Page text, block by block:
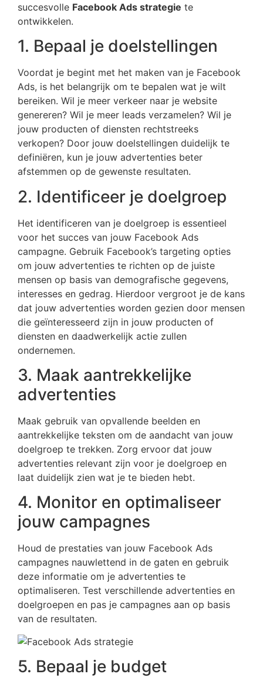
succesvolle Facebook Ads strategie te
ontwikkelen.
1. Bepaal je doelstellingen
Voordat je begint met het maken van je Facebook
Ads, is het belangrijk om te bepalen wat je wilt
bereiken. Wil je meer verkeer naar je website
genereren? Wil je meer leads verzamelen? Wil je
jouw producten of diensten rechtstreeks
verkopen? Door jouw doelstellingen duidelijk te
definiëren, kun je jouw advertenties beter
afstemmen op de gewenste resultaten.
2. Identificeer je doelgroep
Het identificeren van je doelgroep is essentieel
voor het succes van jouw Facebook Ads
campagne. Gebruik Facebook’s targeting opties
om jouw advertenties te richten op de juiste
mensen op basis van demografische gegevens,
interesses en gedrag. Hierdoor vergroot je de kans
dat jouw advertenties worden gezien door mensen
die geïnteresseerd zijn in jouw producten of
diensten en daadwerkelijk actie zullen
ondernemen.
3. Maak aantrekkelijke
advertenties
Maak gebruik van opvallende beelden en
aantrekkelijke teksten om de aandacht van jouw
doelgroep te trekken. Zorg ervoor dat jouw
advertenties relevant zijn voor je doelgroep en
laat duidelijk zien wat je te bieden hebt.
4. Monitor en optimaliseer
jouw campagnes
Houd de prestaties van jouw Facebook Ads
campagnes nauwlettend in de gaten en gebruik
deze informatie om je advertenties te
optimaliseren. Test verschillende advertenties en
doelgroepen en pas je campagnes aan op basis
van de resultaten.
5. Bepaal je budget